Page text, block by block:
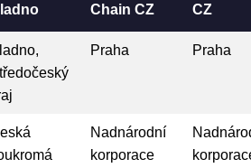
Chain CZ
CZ
Praha Praha
Nadnárodní
korporace